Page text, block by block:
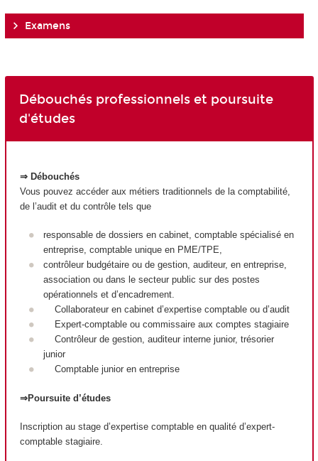
Examens
Débouchés professionnels et poursuite
d'études
⇒ Débouchés
Vous pouvez accéder aux métiers traditionnels de la comptabilité,
de l’audit et du contrôle tels que
responsable de dossiers en cabinet, comptable spécialisé en
entreprise, comptable unique en PME/TPE,
contrôleur budgétaire ou de gestion, auditeur, en entreprise,
association ou dans le secteur public sur des postes
opérationnels et d’encadrement.
Collaborateur en cabinet d’expertise comptable ou d’audit
Expert-comptable ou commissaire aux comptes stagiaire
Contrôleur de gestion, auditeur interne junior, trésorier
junior
Comptable junior en entreprise
⇒Poursuite d’études
Inscription au stage d’expertise comptable en qualité d’expert-
comptable stagiaire.